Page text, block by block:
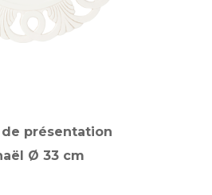
présentation
Ø 33 cm